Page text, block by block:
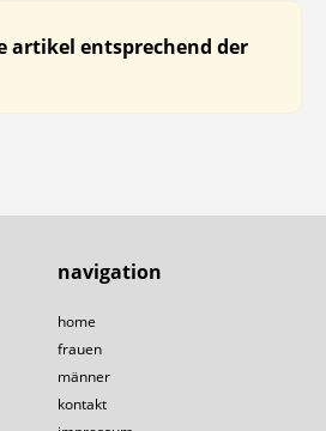
artikel entsprechend der
navigation
home
frauen
männer
kontakt